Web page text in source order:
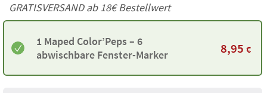
GRATISVERSAND ab18€Bestellwert
1 Maped Color’Peps – 6
abwischbare Fenster-Marker
8,95 €